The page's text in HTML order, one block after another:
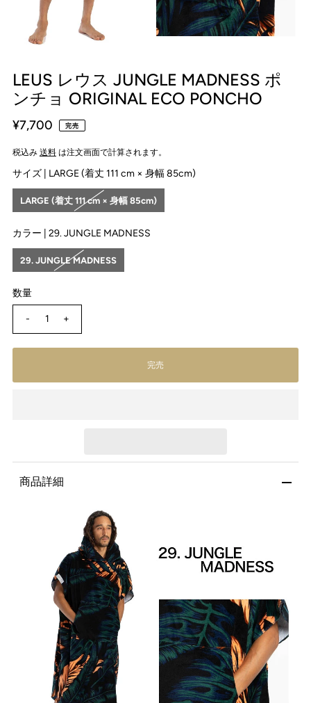
LEUS レウス JUNGLE MADNESS ポ
ンチョ ORIGINAL ECO PONCHO
¥7,700 完売
税込み 送料は注文画面で計算されます。
サイズ | LARGE (着丈 111 cm × 身幅 85cm)
LARGE (着丈 111 cm × 身幅 85cm)
カラー | 29. JUNGLE MADNESS
29. JUNGLE MADNESS
数量
- +
商品詳細